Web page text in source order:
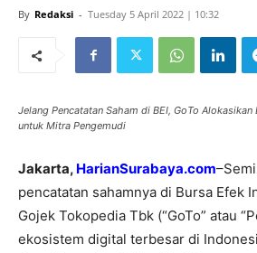
By Redaksi - Tuesday 5 April 2022 | 10:32
Jelang Pencatatan Saham di BEI, GoTo
untuk Mitra Pengemudi
Jakarta, HarianSurabaya.com
pencatatan sahamnya di Bursa Efek
Gojek Tokopedia Tbk (“GoTo” atau
ekosistem digital terbesar di